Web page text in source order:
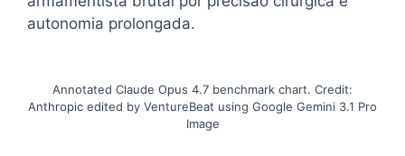
autonomia prolongada.
Annotated Claude Opus 4.7 benchmark chart. Credit:
Anthropic edited by VentureBeat using Google Gemini 3.1 Pro
Image